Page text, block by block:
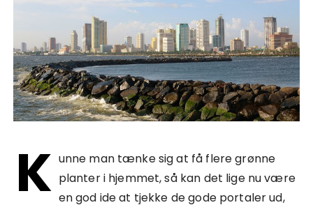
K unne man tænke sig at få flere grønne
planter i hjemmet, så kan det lige nu være
en god ide at tjekke de gode portaler ud,